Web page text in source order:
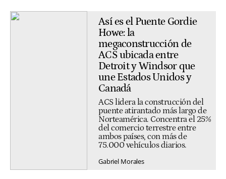
Así es el Puente Gordie
Howe: la
megaconstrucción de
ACS ubicada entre
Detroit y Windsor que
une Estados Unidos y
Canadá
ACS lidera la construcción del
puente atirantado más largo de
Norteamérica. Concentra el 25%
del comercio terrestre entre
ambos países, con más de
75.000 vehículos diarios.
Gabriel Morales